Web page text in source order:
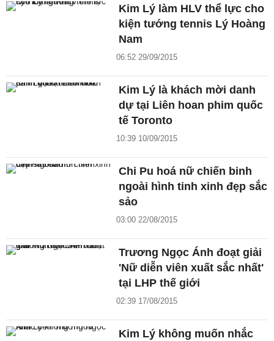
Kim Lý làm HLV thể lực cho
kiện tướng tennis Lý Hoàng
Nam
06:52 29/09/2015
Kim Lý là khách mời danh
dự tại Liên hoan phim quốc
tế Toronto
10:39 10/09/2015
Chi Pu hoá nữ chiến binh
ngoài hình tinh xinh đẹp sắc
sảo
03:00 22/08/2015
Trương Ngọc Ánh đoạt giải
'Nữ diễn viên xuất sắc nhất'
tại LHP thế giới
02:39 17/08/2015
Kim Lý không muốn nhắc